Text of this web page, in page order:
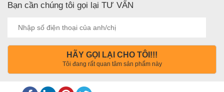
Bạn cần chúng tôi gọi lại TƯ VẤN
HÃY GỌI LẠI CHO TÔI!!!
Tôi đang rất quan tâm sản phẩm này